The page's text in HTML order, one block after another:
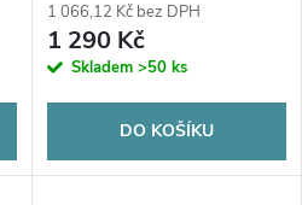
1 066,12 Kč bez DPH
1 290 Kč
Skladem >50 ks
DO KOŠÍKU